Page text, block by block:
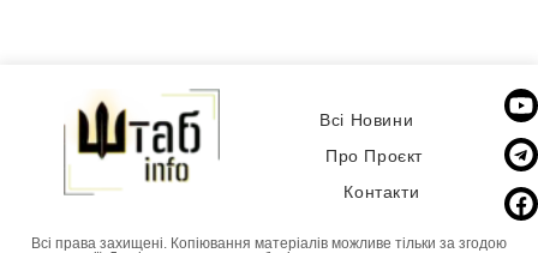
Всі Новини
Про Проєкт
Контакти
Всі права захищені. Копіювання матеріалів можливе тільки за згодою